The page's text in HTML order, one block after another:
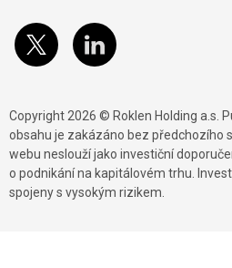
Copyright 2026 © Roklen Holding a.s.
obsahu je zakázáno bez předchozího
webu neslouží jako investiční
o podnikání na kapitálovém trhu.
spojeny s vysokým rizikem.